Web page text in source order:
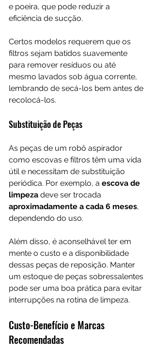
e poeira, que pode reduzir a
eficiência de sucção.
Certos modelos requerem que os
filtros sejam batidos suavemente
para remover resíduos ou até
mesmo lavados sob água corrente,
lembrando de secá-los bem antes de
recolocá-los.
Substituição de Peças
As peças de um robô aspirador
como escovas e filtros têm uma vida
útil e necessitam de substituição
periódica. Por exemplo, a escova de
limpeza deve ser trocada
aproximadamente a cada 6 meses,
dependendo do uso.
Além disso, é aconselhável ter em
mente o custo e a disponibilidade
dessas peças de reposição. Manter
um estoque de peças sobressalentes
pode ser uma boa prática para evitar
interrupções na rotina de limpeza.
Custo-Benefício e Marcas
Recomendadas